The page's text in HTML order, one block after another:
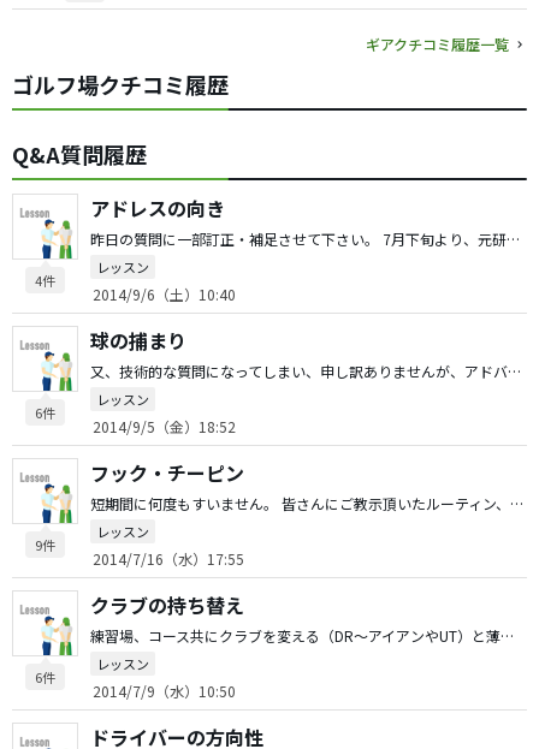
ギアクチコミ履歴一覧
ゴルフ場クチコミ履歴
Q&A質問履歴
4件
アドレスの向き
昨日の質問に一部訂正・補足させて下さい。 7月下旬より、元研修生の方にマンツーマンで見て貰っています。（彼の都合が付く時のみ）私がAVR90を目標と伝えた所、正しいアドレス・アプローチ（9I・AW）と9Iを、まずは徹底的にとの事で、残った時間や球数で遊び感覚でその他クラブをと教わっています。 ここの所、都合が合わず見て貰えていないのですが、皆様からアドバイス頂いた中で思い出した点があるので、再度、質問させて頂きました。 まずはマットに対しスタンスを平行に構える様、言われました。自分では正しくアドレスし、打った球が目標と違った時、私は『あ〜！プッシュした』等と言うと彼は、プッシュではなく、その方向を向いて打っていたと。 つまりスタンスと上体の向き、目標の取り方が違っているのでは？と思った訳です。 結果、球の捕まりにも影響しているのでは？と勝手に解釈しているのですが、皆様は練習場・ラウンドで正しくアドレスする手順や練習をどの様に行っているかご教示頂けると幸甚です。 本来であれば、コーチに聞くべきですが、彼の家庭事情が大変な状態にある為、自分で出来る事はと思ってます。 尚、練習場は220yです。 毎回、しつこく質問し恐縮です。
レッスン
2014/9/6（土）10:40
6件
球の捕まり
又、技術的な質問になってしまい、申し訳ありませんが、アドバイスお願いします。 以前、DＲ等でのフック・チーピンについて皆様のアドバイスを頂き練習した結果、殆ど皆無となりました。改めて御礼申し上げます。 しかし乍ら、今度は球が捕まらないと言うか、真っ直ぐ飛び出し大きく右に曲がる球と、弱々しいフェード系が多くなりました。元々はフェード系なので、フェードである分には問題ないのですが、どうも捕まえてる感じがないのです。自分では正しくアドレスし、トップ迄は左側にテンションを感じ、下半身と同調させ乍ら振っているつもりなのですが。明らかに振り遅れている時は自分でも判るのですが…。 トップまでの肘のたたみ方に、違和感を感じる時は、特に弱い球やアイアンの場合、シャンクも出ます。 本日、遠藤の子会社が行っている試打会で計測した所、DRでHS41.5 キャリー220、ラン15のTOTAL235がAVでした。しかしサイドスピンがマイナス15〜20程度あり、フェードといった感じではありませんでした。 長文で恐縮ですが、捕まえる為に足りない部分があればご教示願います。グリップはややフックのショートサムが左手で右手はトリガーです。
レッスン
2014/9/5（金）18:52
9件
フック・チーピン
短期間に何度もすいません。 皆さんにご教示頂いたルーティン、アドレス、手の悪さ等々を丁寧に集中して取り組んでおります。幸いな事に時間が取れる状況なので週3回程、AWの20〜50yを5割、アイアンの番手変えを4割、残り1割をUT〜DRといった感じです。前置きが長くなり恐縮ですが、やはりDRだけが全く当たりません。フック・チーピンばかりです。たまに良い当たりが出た時のHSは2〜3程度、落ちてしまいます。そこで恥ずかし乍らも皆さんに大変見づらい動画（特にDR）を確認頂き、再度、ご教示頂き度、投稿させて頂きました。 当然、直ぐに良くなる等とは思っておりませんが、間違ったスイングで下手固めになっては困るので、是非、率直なご意見をお願いします。私は年間20回程度のラウンドで80台が1〜2回出れば良い方の下手くそですが、何とか上手くなりたいと努力してます。 因みに自分では腰が引けてる、インパクト時に左親指に力が入る、上手くリリース出来ない時はインパクト後に左親指側が折れ、左肘が引けてる時が特に酷い感じです。 長文となり申し訳ありませんが、何卒、宜しくお願い致します。 http://youtu.be/UgEq7s7sd_o http://youtu.be/gwSVWjhDo08
レッスン
2014/7/16（水）17:55
6件
クラブの持ち替え
練習場、コース共にクラブを変える（DR〜アイアンやUT）と薄く当たったりトップしたりと勿体無い事が多く困っています。この状態を脱するべく、工房の方に相談し、重量フローやシャフト挙動を合わせ、スイングも元々のオーバースイングで力が入っていたのをコンパクトを意識し8割方の力で最下点目掛け打つと言うアドバイスを頂いてから、練習場で普通に打ってる分には距離、方向性共に以前に比べ格段に良くなったのですが、どうしても持ち替えた1発目の確率が悪いのです。自分ではスイングリズム球位置と気を付けてるつもりなのですが…。まだ、どちらかに力が入り過ぎてるのか、セットアップなのか意識の問題なのか解らず、皆さんからアドバイス頂ければと思い、質問致しました。
レッスン
2014/7/9（水）10:50
ドライバーの方向性